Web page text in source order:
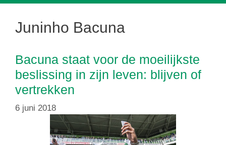
Juninho Bacuna
Bacuna staat voor de moeilijkste
beslissing in zijn leven: blijven of
vertrekken
6 juni 2018